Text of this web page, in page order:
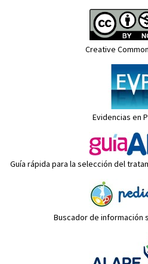
Creative
Evidencias en
Guía rápida para la selección del
Buscador de información